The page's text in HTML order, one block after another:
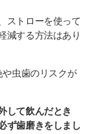
ストローを使って
減する方法はあり
や虫歯のリスクが
して飲んだとき
ず歯磨きをしまし